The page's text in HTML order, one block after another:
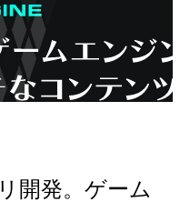
開発。 ゲーム